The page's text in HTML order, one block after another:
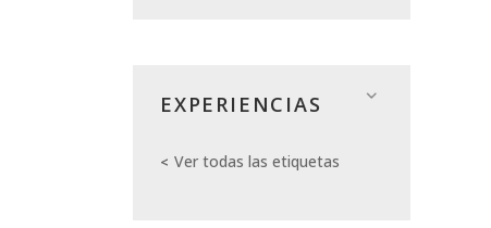
EXPERIENCIAS
Ver todas las etiquetas